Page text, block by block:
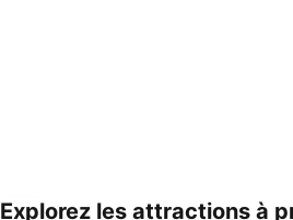
Explorez les attractions à